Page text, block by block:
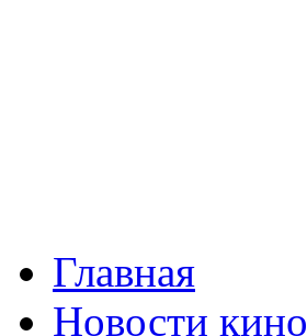
Главная
Новости кино